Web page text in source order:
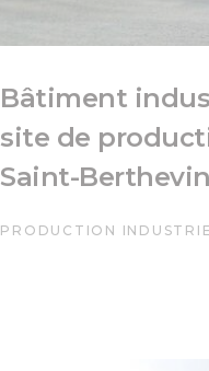
Bâtiment
site de
Saint-Berthevin
PRODUCTION